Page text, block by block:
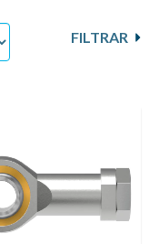
FILTRAR